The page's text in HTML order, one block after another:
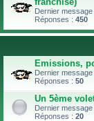
Dernier
Réponses : 450
Emissions,
Dernier
Réponses : 50
Un 5ème
Dernier
Réponses : 20